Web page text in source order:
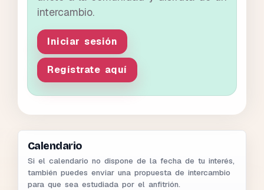
intercambio.
Iniciar sesión
Regístrate aquí
Calendario
Si el calendario no dispone de la fecha de tu interés,
también puedes enviar una propuesta de intercambio
para que sea estudiada por el anfitrión.